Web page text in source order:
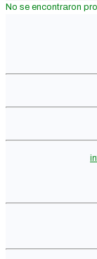
No se encontraron